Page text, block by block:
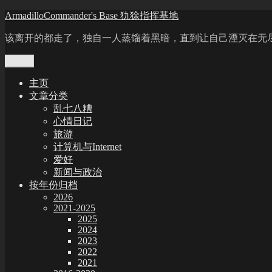
Skip
content
ArmadilloCommander's Base 犰狳指挥基地
该离开的都走了，独自一人蒸馏着黑暗，直到让自己湮灭在
主页
文章分类
乱七八糟
心情日记
旅游
计算机与Internet
爱好
新闻与政治
按年份归档
2026
2021-2025
2025
2024
2023
2022
2021